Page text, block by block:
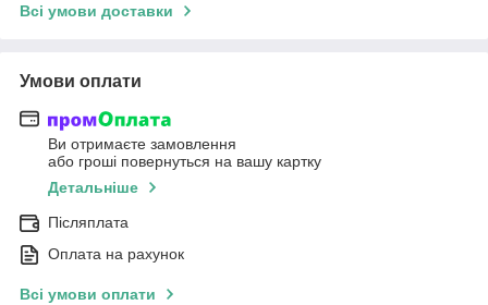
Всі умови доставки
Умови оплати
Ви отримаєте замовлення
або гроші повернуться на вашу картку
Детальніше
Післяплата
Оплата на рахунок
Всі умови оплати